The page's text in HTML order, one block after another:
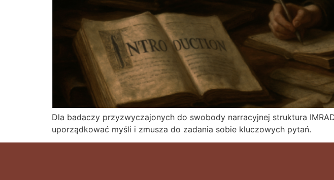
Dla badaczy przyzwyczajonych do swobody narracyjnej struktura
uporządkować myśli i zmusza do zadania sobie kluczowych pytań.